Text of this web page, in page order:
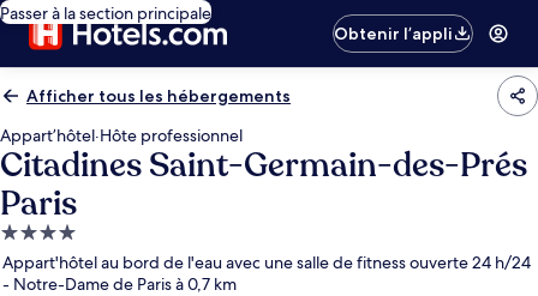
Passer à la section principale
Obtenir l’appli
Afficher tous les hébergements
Appart’hôtel·Hôte professionnel
Citadines Saint-Germain-des-Prés
Paris
Hébergement
4.0 étoiles
Appart'hôtel au bord de l'eau avec une salle de fitness ouverte 24 h/24
- Notre-Dame de Paris à 0,7 km